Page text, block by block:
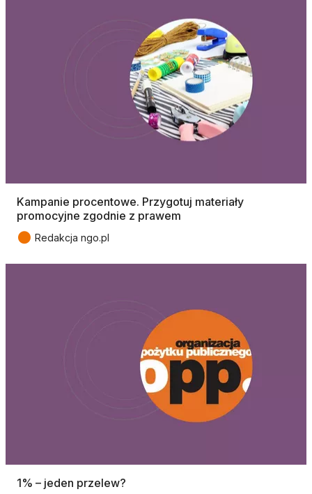
Kampanie procentowe. Przygotuj materiały
promocyjne zgodnie z prawem
● Redakcja ngo.pl
1% – jeden przelew?